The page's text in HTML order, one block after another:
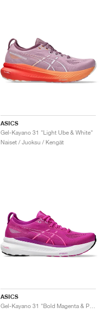
ASICS
Gel-Kayano 31 "Light Ube & White"
Naiset / Juoksu / Kengät
ASICS